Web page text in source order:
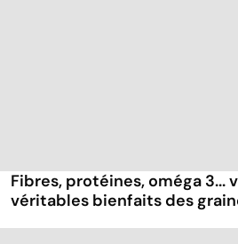
Fibres, protéines, oméga 3...
véritables bienfaits des